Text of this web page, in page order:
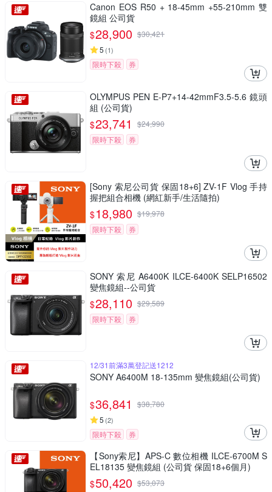
Canon EOS R50 + 18-45mm +55-210mm 雙
鏡組 公司貨
$28,900 $30,421
5 (1)
限時下殺 券
OLYMPUS PEN E-P7+14-42mmF3.5-5.6 鏡頭
組 (公司貨)
$23,741 $24,990
限時下殺
券
[Sony 索尼公司貨 保固18+6] ZV-1F Vlog 手持
握把組合相機 (網紅新手/生活隨拍)
$18,980 $19,978
限時下殺
券
SONY 索尼 A6400K ILCE-6400K SELP16502
變焦鏡組--公司貨
$28,110 $29,589
限時下殺
券
12/31前滿3萬登記送1212
SONY A6400M 18-135mm 變焦鏡組(公司貨)
$36,841 $38,780
5 (2)
限時下殺 券
【Sony索尼】APS-C 數位相機 ILCE-6700M S
EL18135 變焦鏡組 (公司貨 保固18+6個月)
$50,420 $53,073